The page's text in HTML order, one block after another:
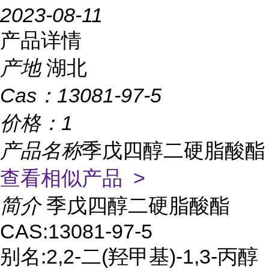
2023-08-11
产品详情
产地 湖北
Cas： 13081-97-5
价格： 1
产品名称季戊四醇二硬脂酸酯
查看相似产品 >
简介 季戊四醇二硬脂酸酯
CAS:13081-97-5
别名:2,2-二(羟甲基)-1,3-丙醇